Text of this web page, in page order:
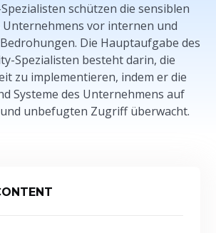
schützen die sensiblen
Unternehmens vor internen und
Die Hauptaufgabe des
Spezialisten besteht darin, die
zu implementieren, indem er die
Systeme des Unternehmens auf
unbefugten Zugriff überwacht.